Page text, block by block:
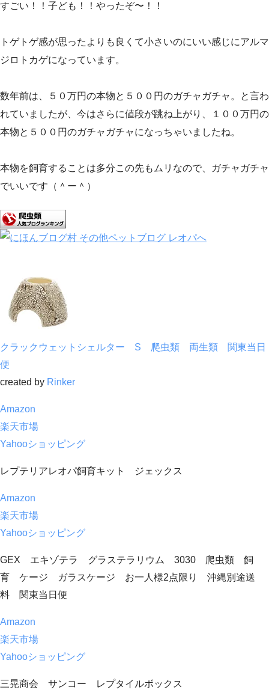
すごい！！子ども！！やったぞ〜！！
トゲトゲ感が思ったよりも良くて小さいのにいい感じにアルマ
ジロトカゲになっています。
数年前は、５０万円の本物と５００円のガチャガチャ。と言わ
れていましたが、今はさらに値段が跳ね上がり、１００万円の
本物と５００円のガチャガチャになっちゃいましたね。
本物を飼育することは多分この先もムリなので、ガチャガチャ
でいいです（＾ー＾）
クラックウェットシェルター S 爬虫類 両生類 関東当日
便
created by Rinker
Amazon
楽天市場
Yahooショッピング
レプテリアレオパ飼育キット ジェックス
Amazon
楽天市場
Yahooショッピング
GEX エキゾテラ グラステラリウム 3030 爬虫類 飼
育 ケージ ガラスケージ お一人様2点限り 沖縄別途送
料 関東当日便
Amazon
楽天市場
Yahooショッピング
三晃商会 サンコー レプタイルボックス